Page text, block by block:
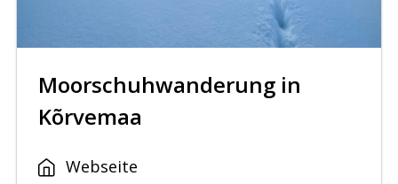
Moorschuhwanderung in
Kõrvemaa
Webseite